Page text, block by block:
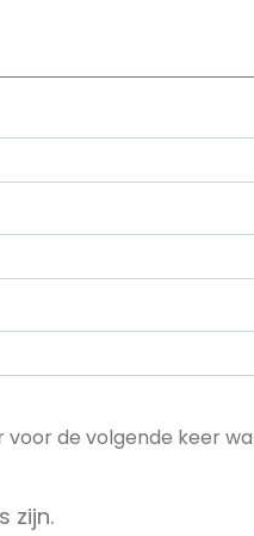
de volgende keer
zijn.